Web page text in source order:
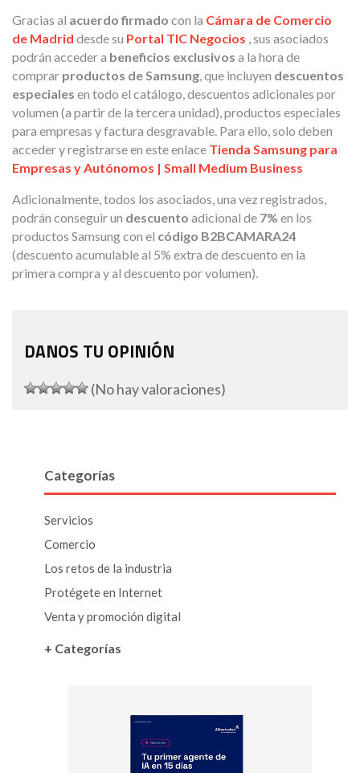
Gracias al acuerdo firmado con la Cámara de Comercio
de Madrid desde su Portal TIC Negocios , sus asociados
podrán acceder a beneficios exclusivos a la hora de
comprar productos de Samsung, que incluyen descuentos
especiales en todo el catálogo, descuentos adicionales por
volumen (a partir de la tercera unidad), productos especiales
para empresas y factura desgravable. Para ello, solo deben
acceder y registrarse en este enlace Tienda Samsung para
Empresas y Autónomos | Small Medium Business
Adicionalmente, todos los asociados, una vez registrados,
podrán conseguir un descuento adicional de 7% en los
productos Samsung con el código B2BCAMARA24
(descuento acumulable al 5% extra de descuento en la
primera compra y al descuento por volumen).
DANOS TU OPINIÓN
(No hay valoraciones)
Categorías
Servicios
Comercio
Los retos de la industria
Protégete en Internet
Venta y promoción digital
+ Categorías